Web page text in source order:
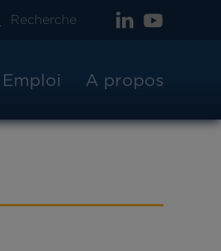
Emploi A propos